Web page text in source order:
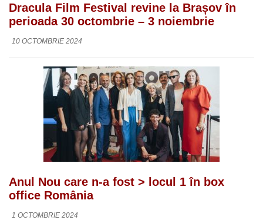
Dracula Film Festival revine la Brașov în
perioada 30 octombrie – 3 noiembrie
10 OCTOMBRIE 2024
Anul Nou care n-a fost > locul 1 în box
office România
1 OCTOMBRIE 2024